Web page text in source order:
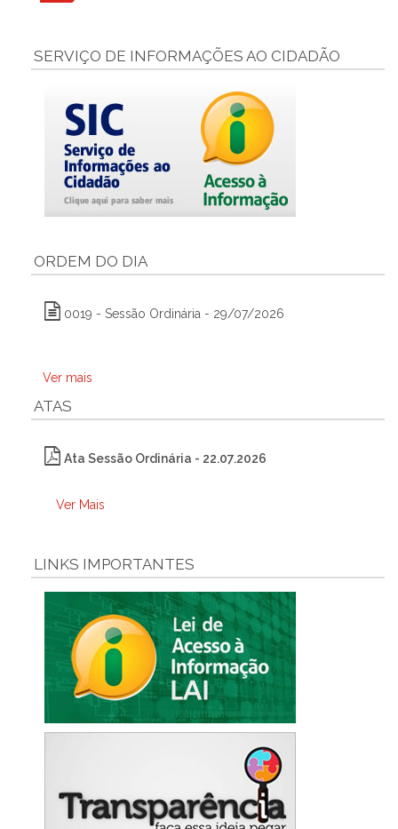
SERVIÇO DE INFORMAÇÕES AO CIDADÃO
ORDEM DO DIA
0019 - Sessão Ordinária - 29/07/2026
Ver mais
ATAS
Ata Sessão Ordinária - 22.07.2026
Ver Mais
LINKS IMPORTANTES